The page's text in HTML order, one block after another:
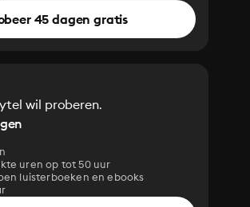
45 dagen gratis
wil proberen.
uren op tot 50 uur
luisterboeken en ebooks